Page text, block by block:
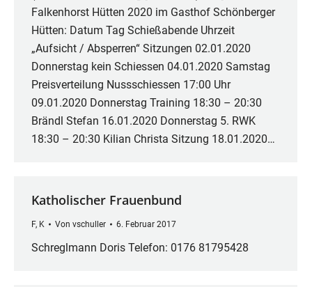
Falkenhorst Hütten 2020 im Gasthof Schönberger
Hütten: Datum Tag Schießabende Uhrzeit
„Aufsicht / Absperren“ Sitzungen 02.01.2020
Donnerstag kein Schiessen 04.01.2020 Samstag
Preisverteilung Nussschiessen 17:00 Uhr
09.01.2020 Donnerstag Training 18:30 – 20:30
Brändl Stefan 16.01.2020 Donnerstag 5. RWK
18:30 – 20:30 Kilian Christa Sitzung 18.01.2020…
Katholischer Frauenbund
F, K Von vschuller 6. Februar 2017
Schreglmann Doris Telefon: 0176 81795428